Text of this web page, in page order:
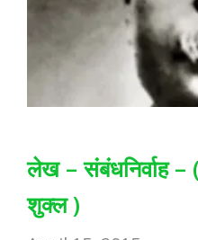
लेख – संबंधनिर्वाह
शुक्ल )